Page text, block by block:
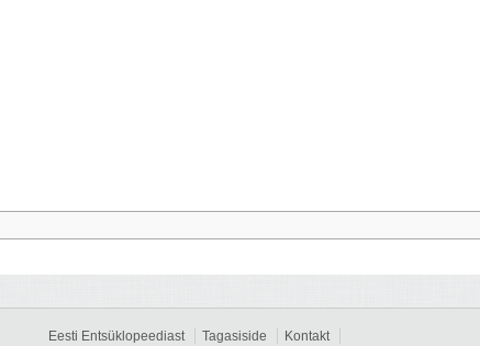
Eesti Entsüklopeediast Tagasiside Kontakt